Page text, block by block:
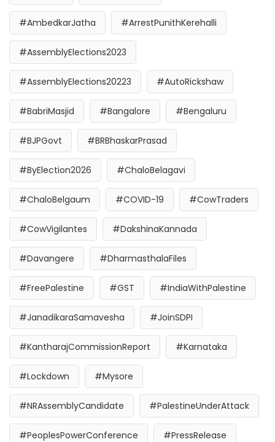
#AmbedkarJatha #ArrestPunithKerehalli
#AssemblyElections2023
#AssemblyElections20223 #AutoRickshaw
#BabriMasjid #Bangalore #Bengaluru
#BJPGovt #BRBhaskarPrasad
#ByElection2026 #ChaloBelagavi
#ChaloBelgaum #COVID-19 #CowTraders
#CowVigilantes #DakshinaKannada
#Davangere #DharmasthalaFiles
#FreePalestine #GST #IndiaWithPalestine
#JanadikaraSamavesha #JoinSDPI
#KantharajCommissionReport #Karnataka
#Lockdown #Mysore
#NRAssemblyCandidate #PalestineUnderAttack
#PeoplesPowerConference #PressRelease